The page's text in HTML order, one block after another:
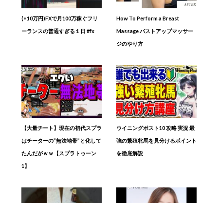
(+10万円)FXで月100万稼ぐフリ
ーランスの普通すぎる１日 #fx
How To Perform a Breast
Massage バストアップマッサー
ジのやり方
【大量チート】現在の初代スプラ
はチーターの”無法地帯”と化して
たんだがｗｗ【スプラトゥーン
1】
ウイニングポスト10 攻略 実況 最
強の繁殖牝馬を見分けるポイント
を徹底解説